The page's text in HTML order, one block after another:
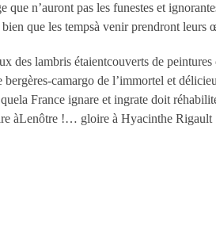
n’auront pas les funestes et
que les tempsà venir prendront leurs
des lambris étaientcouverts de
bergères-camargo de l’immortel et
France ignare et ingrate doit
àLenôtre !… gloire à Hyacinthe